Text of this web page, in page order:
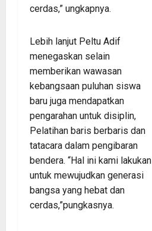
cerdas,” ungkapnya.
Lebih lanjut Peltu Adif
menegaskan selain
memberikan wawasan
kebangsaan puluhan siswa
baru juga mendapatkan
pengarahan untuk disiplin,
Pelatihan baris berbaris dan
tatacara dalam pengibaran
bendera. “Hal ini kami lakukan
untuk mewujudkan generasi
bangsa yang hebat dan
cerdas,”pungkasnya.